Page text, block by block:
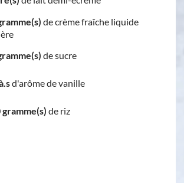
de crème fraîche liquide
de sucre
d'arôme de vanille
gramme(s) de riz